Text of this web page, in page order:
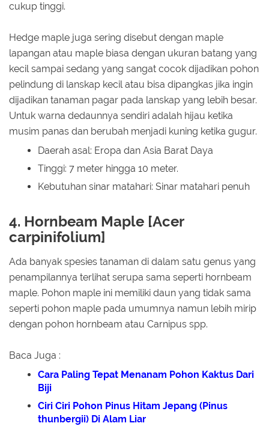
cukup tinggi.
Hedge maple juga sering disebut dengan maple
lapangan atau maple biasa dengan ukuran batang yang
kecil sampai sedang yang sangat cocok dijadikan pohon
pelindung di lanskap kecil atau bisa dipangkas jika ingin
dijadikan tanaman pagar pada lanskap yang lebih besar.
Untuk warna dedaunnya sendiri adalah hijau ketika
musim panas dan berubah menjadi kuning ketika gugur.
Daerah asal: Eropa dan Asia Barat Daya
Tinggi: 7 meter hingga 10 meter.
Kebutuhan sinar matahari: Sinar matahari penuh
4. Hornbeam Maple [Acer
carpinifolium]
Ada banyak spesies tanaman di dalam satu genus yang
penampilannya terlihat serupa sama seperti hornbeam
maple. Pohon maple ini memiliki daun yang tidak sama
seperti pohon maple pada umumnya namun lebih mirip
dengan pohon hornbeam atau Carnipus spp.
Baca Juga :
Cara Paling Tepat Menanam Pohon Kaktus Dari
Biji
Ciri Ciri Pohon Pinus Hitam Jepang (Pinus
thunbergii) Di Alam Liar